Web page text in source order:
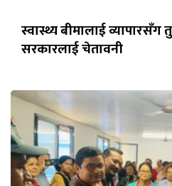
स्वास्थ्य बीमालाई व्यापारसँग
सरकारलाई चेतावनी